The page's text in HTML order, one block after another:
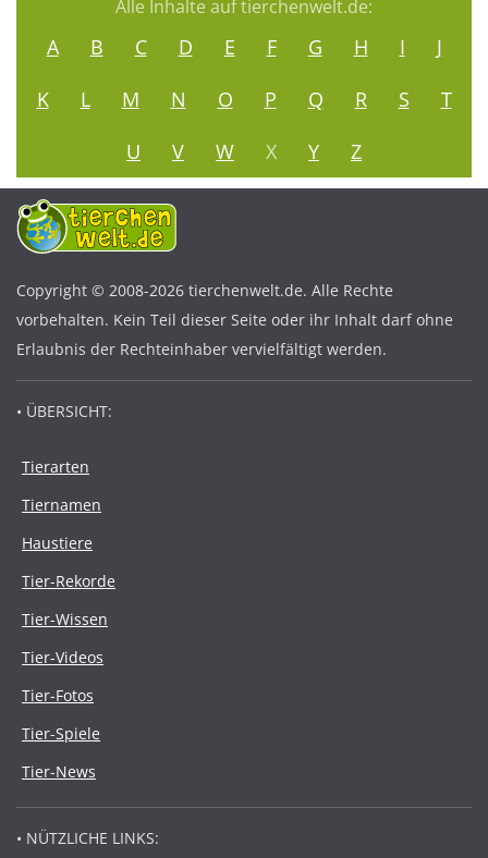
Alle Inhalte auf tierchenwelt.de:
A B C D E F G H I
J
K
L M N O P Q R S
T
U
V W X Y Z
Copyright © 2008-2026 tierchenwelt.de. Alle Rechte
vorbehalten. Kein Teil dieser Seite oder ihr Inhalt darf ohne
Erlaubnis der Rechteinhaber vervielfältigt werden.
• ÜBERSICHT:
Tierarten
Tiernamen
Haustiere
Tier-Rekorde
Tier-Wissen
Tier-Videos
Tier-Fotos
Tier-Spiele
Tier-News
• NÜTZLICHE LINKS: